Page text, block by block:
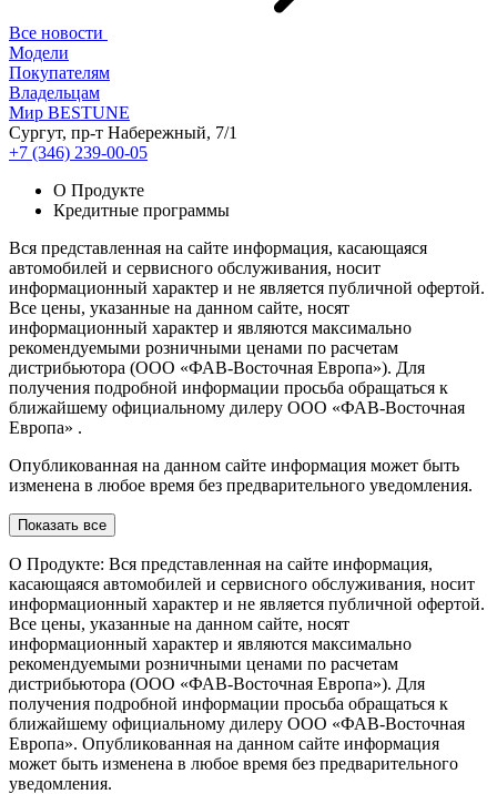
Все новости
Модели
Покупателям
Владельцам
Мир BESTUNE
Сургут, пр-т Набережный, 7/1
+7 (346) 239-00-05
О Продукте
Кредитные программы
Вся представленная на сайте информация, касающаяся
автомобилей и сервисного обслуживания, носит
информационный характер и не является публичной офертой.
Все цены, указанные на данном сайте, носят
информационный характер и являются максимально
рекомендуемыми розничными ценами по расчетам
дистрибьютора (ООО «ФАВ-Восточная Европа»). Для
получения подробной информации просьба обращаться к
ближайшему официальному дилеру ООО «ФАВ-Восточная
Европа» .
Опубликованная на данном сайте информация может быть
изменена в любое время без предварительного уведомления.
Показать все
О Продукте: Вся представленная на сайте информация,
касающаяся автомобилей и сервисного обслуживания, носит
информационный характер и не является публичной офертой.
Все цены, указанные на данном сайте, носят
информационный характер и являются максимально
рекомендуемыми розничными ценами по расчетам
дистрибьютора (ООО «ФАВ-Восточная Европа»). Для
получения подробной информации просьба обращаться к
ближайшему официальному дилеру ООО «ФАВ-Восточная
Европа». Опубликованная на данном сайте информация
может быть изменена в любое время без предварительного
уведомления.